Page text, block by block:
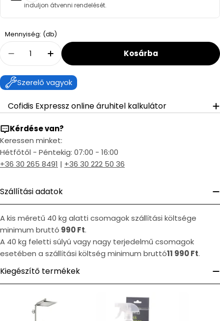
induljon átvenni rendelését.
Mennyiség: (db)Quantity
Decrease Quantity For Radaway Idea Black
Increase Quantity For Radaway
Kosárba
Szerelő vagyok
Cofidis Expressz online áruhitel kalkulátor
Kérdése van?
Keressen minket:
Hétfőtől - Péntekig: 07:00 - 16:00
+36 30 265 8491 | +36 30 222 50 36
Szállítási adatok
A kis méretű 40 kg alatti csomagok szállítási költsége
minimum bruttó 990 Ft.
A 40 kg feletti súlyú vagy nagy terjedelmű csomagok
esetében a szállítási költség minimum bruttó11 990 Ft.
Kiegészítő termékek